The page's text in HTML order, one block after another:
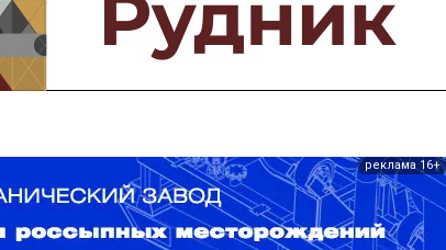
Предприятия и компании
Интервью
Выставки, Конференции
реклама 16+